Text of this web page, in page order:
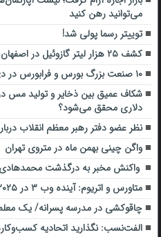
می‌توانید رهن کنید
توییتر رسما پولی شد!
کشف ۲۵ هزار لیتر گازوئیل در اصفهان
۱۰ صنعت بزرگ بورس و فرابورس در دی معرفی شدند
دلاری محقق می‌شود؟
نظر عضو دفتر رهبر معظم انقلاب
واگن چینی بهمن ماه در متروی تهران
واکنش مخبر به درگذشت
متاورس و اتریوم: آینده وب ۳ در ۲۰۲۵
چاقوکشی در مدرسه پسرانه/ یک
الفت‌نسب: نگذارید اتحادیه